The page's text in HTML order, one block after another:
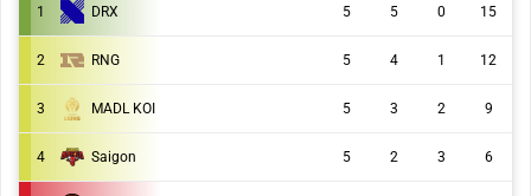
1 DRX 5 5 0 15
2 RNG 5 4 1 12
3 MADL KOI 5 3 2 9
4 Saigon 5 2 3 6